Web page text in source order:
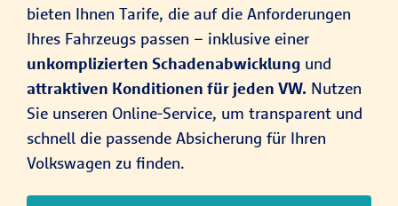
bieten Ihnen Tarife, die auf die Anforderungen
Ihres Fahrzeugs passen – inklusive einer
unkomplizierten Schadenabwicklung und
attraktiven Konditionen für jeden VW. Nutzen
Sie unseren Online-Service, um transparent und
schnell die passende Absicherung für Ihren
Volkswagen zu finden.